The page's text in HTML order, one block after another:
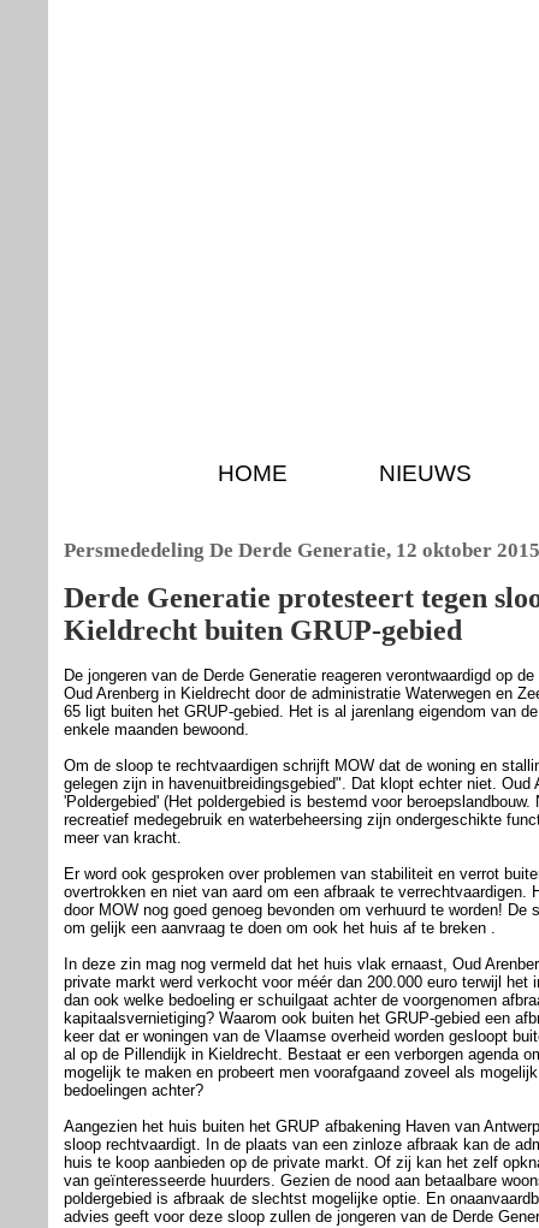
HOME NIEUWS
Persmededeling De Derde Generatie, 12 oktober 2015
Derde Generatie protesteert tegen
Kieldrecht buiten GRUP-gebied
De jongeren van de Derde Generatie reageren verontwaardigd op
Oud Arenberg in Kieldrecht door de administratie Waterwegen en
65 ligt buiten het GRUP-gebied. Het is al jarenlang eigendom van
enkele maanden bewoond.
Om de sloop te rechtvaardigen schrijft MOW dat de woning en
gelegen zijn in havenuitbreidingsgebied". Dat klopt echter niet. Oud
'Poldergebied' (Het poldergebied is bestemd voor
recreatief medegebruik en waterbeheersing zijn ondergeschikte
meer van kracht.
Er word ook gesproken over problemen van stabiliteit en verrot
overtrokken en niet van aard om een afbraak te verrechtvaardigen.
door MOW nog goed genoeg bevonden om verhuurd te worden!
om gelijk een aanvraag te doen om ook het huis af te breken .
In deze zin mag nog vermeld dat het huis vlak ernaast, Oud
private markt werd verkocht voor méér dan 200.000 euro terwijl
dan ook welke bedoeling er schuilgaat achter de voorgenomen
kapitaalsvernietiging? Waarom ook buiten het GRUP-gebied een
keer dat er woningen van de Vlaamse overheid worden gesloopt
al op de Pillendijk in Kieldrecht. Bestaat er een verborgen agenda
mogelijk te maken en probeert men voorafgaand zoveel als
bedoelingen achter?
Aangezien het huis buiten het GRUP afbakening Haven van
sloop rechtvaardigt. In de plaats van een zinloze afbraak kan de
huis te koop aanbieden op de private markt. Of zij kan het zelf
van geïnteresseerde huurders. Gezien de nood aan betaalbare
poldergebied is afbraak de slechtst mogelijke optie. En
advies geeft voor deze sloop zullen de jongeren van de Derde